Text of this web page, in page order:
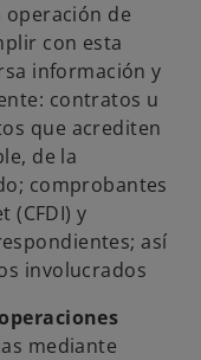
de
con esta
información y
contratos u
que acrediten
de la
comprobantes
(CFDI) y
así
involucrados
mediante